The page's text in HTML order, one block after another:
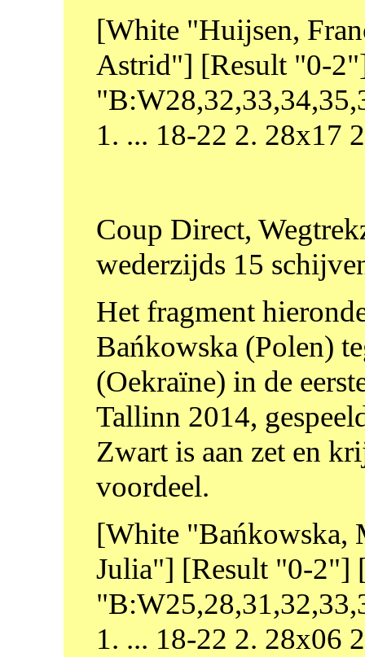
[White "Huijsen,
Astrid"] [Result "0-
1. ... 18-22 2. 28x17
Coup Direct,
wederzijds 15
Het fragment
Bańkowska (Polen)
(Oekraïne) in de
Tallinn 2014,
Zwart is aan zet en
voordeel.
[White "Bańkowska,
Julia"] [Result "0-2"]
1. ... 18-22 2. 28x06